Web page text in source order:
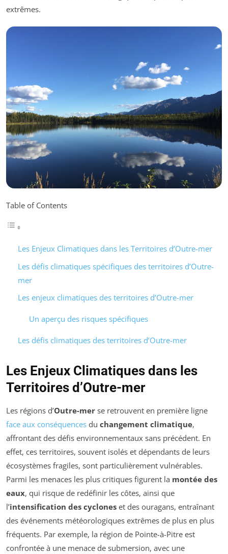
extrêmes.
Table of Contents
Les Enjeux Climatiques dans les Territoires d’Outre-mer
Les défis climatiques spécifiques des territoires d’Outre-
mer
Les enjeux climatiques des territoires d’Outre-mer
Un aperçu des risques spécifiques
Les défis climatiques des territoires d’Outre-mer
Les Enjeux Climatiques dans les
Territoires d’Outre-mer
Les régions d’Outre-mer se retrouvent en première ligne
face aux conséquences du changement climatique,
affrontant des défis environnementaux sans précédent. En
effet, ces territoires, souvent isolés et dépendants de leurs
écosystèmes fragiles, sont particulièrement vulnérables.
Parmi les menaces les plus critiques figurent la montée des
eaux, qui risque de redéfinir les côtes, ainsi que
l’intensification des cyclones et des ouragans, entraînant
des événements météorologiques extrêmes de plus en plus
fréquents. Par exemple, la région de Pointe-à-Pitre est
confrontée à une menace de submersion, avec une